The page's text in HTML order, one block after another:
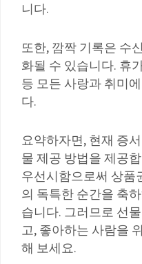
니다.
또한, 깜짝 기록은 수
화될 수 있습니다. 휴
등 모든 사랑과 취미
다.
요약하자면, 현재 증
물 제공 방법을 제공
우선시함으로써 상품
의 독특한 순간을 축
습니다. 그러므로 선
고, 좋아하는 사람을
해 보세요.